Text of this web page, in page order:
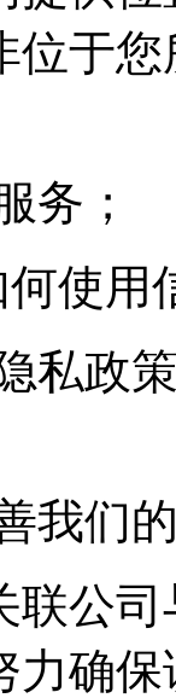
位于
务；
何使
私政
我们
联公
力确